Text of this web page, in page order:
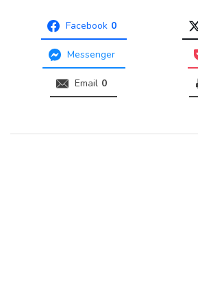
Facebook 0
Messenger
Email 0